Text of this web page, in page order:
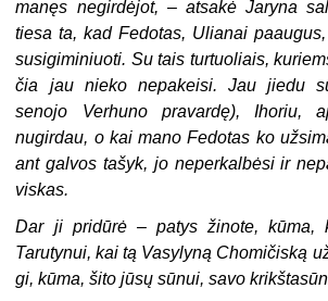
manęs negirdėjot, – atsakė Jaryna
tiesa ta, kad Fedotas, Ulianai
susigiminiuoti. Su tais turtuoliais,
čia jau nieko nepakeisi. Jau jiedu
senojo Verhuno pravardę), Ihoriu,
nugirdau, o kai mano Fedotas ko
ant galvos tašyk, jo neperkalbėsi ir
viskas.
Dar ji pridūrė – patys žinote, kūma,
Tarutynui, kai tą Vasylyną Chomičiską
gi, kūma, šito jūsų sūnui, savo